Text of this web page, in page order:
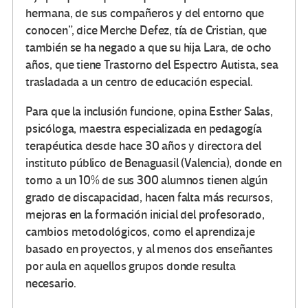
hermana, de sus compañeros y del entorno que
conocen”, dice Merche Defez, tía de Cristian, que
también se ha negado a que su hija Lara, de ocho
años, que tiene Trastorno del Espectro Autista, sea
trasladada a un centro de educación especial.
Para que la inclusión funcione, opina Esther Salas,
psicóloga, maestra especializada en pedagogía
terapéutica desde hace 30 años y directora del
instituto público de Benaguasil (Valencia), donde en
torno a un 10% de sus 300 alumnos tienen algún
grado de discapacidad, hacen falta más recursos,
mejoras en la formación inicial del profesorado,
cambios metodológicos, como el aprendizaje
basado en proyectos, y al menos dos enseñantes
por aula en aquellos grupos donde resulta
necesario.